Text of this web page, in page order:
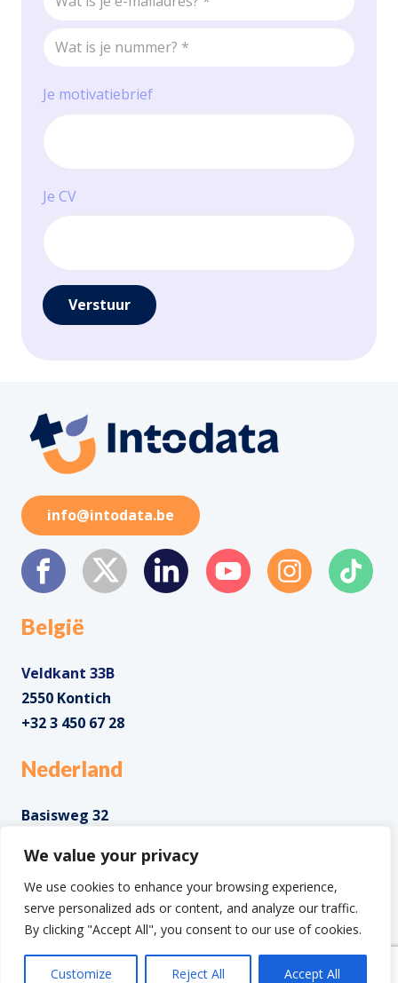
We value your privacy
We use cookies to enhance your browsing experience,
serve personalized ads or content, and analyze our traffic.
By clicking "Accept All", you consent to our use of cookies.
Customize Reject All Accept All
Je motivatiebrief
Je CV
info@intodata.be
België
Veldkant 33B
2550 Kontich
+32 3 450 67 28
Nederland
Basisweg 32
+31 85 0285 085
Copyright ©2025 IntoData All Rights Reserved.
Privacy en cookies